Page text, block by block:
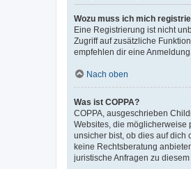
Wozu muss ich mich
Eine Registrierung ist nicht
Zugriff auf zusätzliche
empfehlen dir eine
Nach oben
Was ist COPPA?
COPPA, ausgeschrieben
Websites, die möglicherweise
unsicher bist, ob dies auf dich
keine Rechtsberatung
juristische Anfragen zu